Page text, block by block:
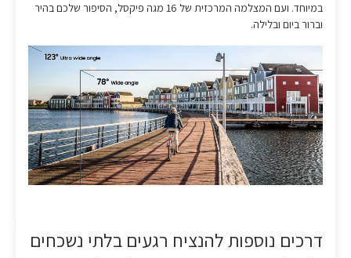
במיוחד. ועם המצלמה המרכזית של 16 מגה פיקסל, הסיפור שלכם בהיר
וברור ביום ובלילה.
דרכים נוספות להנציח רגעים בלתי נשכחים